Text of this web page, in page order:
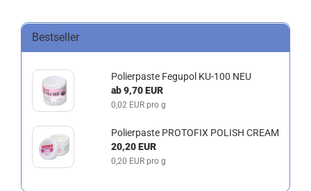
Bestseller
Polierpaste Fegupol KU-100 NEU
ab 9,70 EUR
0,02 EUR pro g
Polierpaste PROTOFIX POLISH CREAM
20,20 EUR
0,20 EUR pro g